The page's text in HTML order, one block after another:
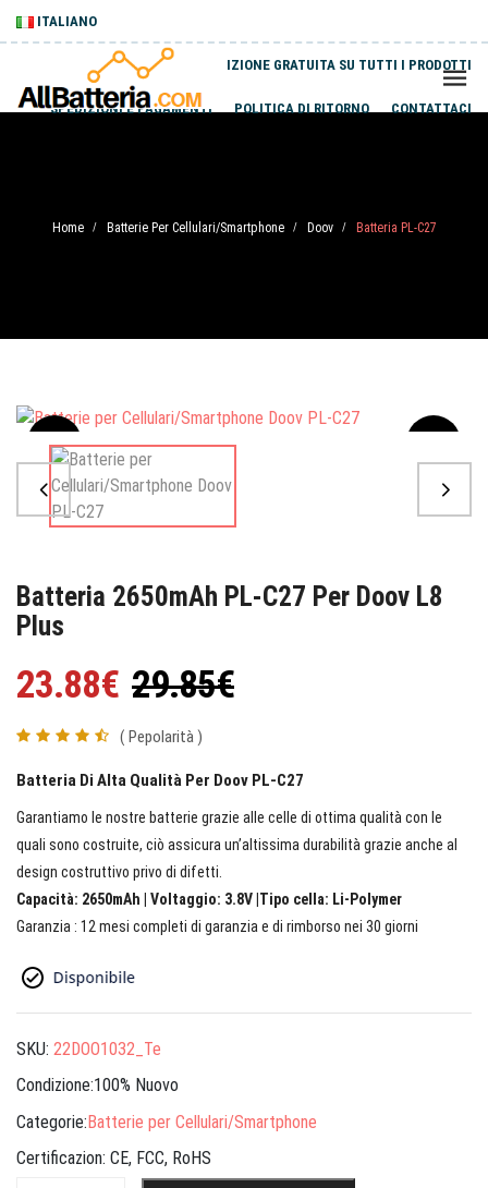
ITALIANO
SPEDIZIONE GRATUITA SU TUTTI I PRODOTTI
SPEDIZIONI E PAGAMENTI POLITICA DI RITORNO CONTATTACI
Home / Batterie Per Cellulari/Smartphone / Doov / Batteria PL-C27
Sale
Batteria 2650mAh PL-C27 Per Doov L8
Plus
23.88€ 29.85€
( Pepolarità )
Batteria Di Alta Qualità Per Doov PL-C27
Garantiamo le nostre batterie grazie alle celle di ottima qualità con le
quali sono costruite, ciò assicura un’altissima durabilità grazie anche al
design costruttivo privo di difetti.
Capacità: 2650mAh | Voltaggio: 3.8V |Tipo cella: Li-Polymer
Garanzia : 12 mesi completi di garanzia e di rimborso nei 30 giorni
SKU: 22DOO1032_Te
Condizione:100% Nuovo
Categorie:Batterie per Cellulari/Smartphone
Certificazion: CE, FCC, RoHS